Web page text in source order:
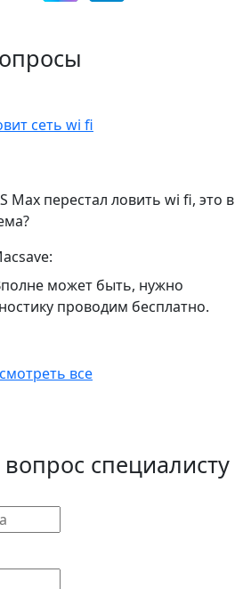
сеть wi fi
Max перестал ловить wi fi, это в
может быть, нужно
проводим бесплатно.
все
специалисту